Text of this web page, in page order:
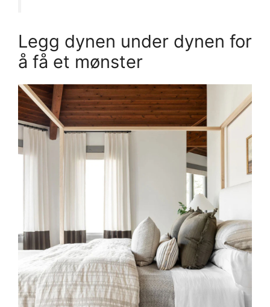
Legg dynen under dynen for
å få et mønster